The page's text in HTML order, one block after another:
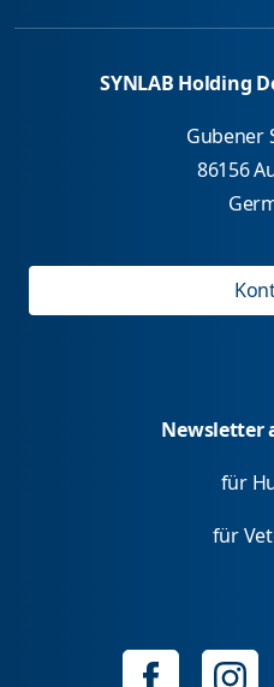
SYNLAB Holding
Gubener
86156
Newsletter
für
für